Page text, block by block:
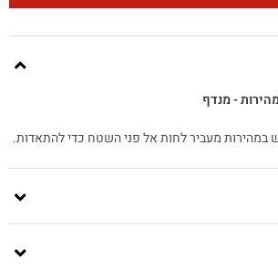
- מנדף
במהירות מעביר לחות אל פני השטח כדי להתאדות.